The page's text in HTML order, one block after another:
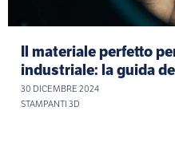
Il materiale perfetto
industriale: la guida
30 DICEMBRE 2024
STAMPANTI 3D